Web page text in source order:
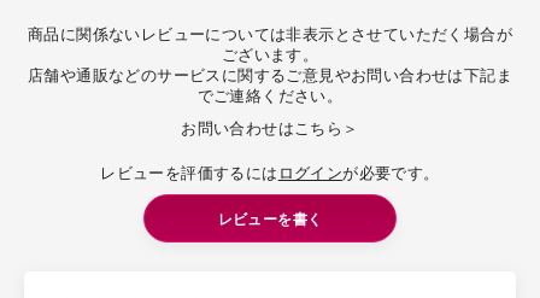
商品に関係ないレビューについては非表示とさせていただく場合が
ございます。
店舗や通販などのサービスに関するご意見やお問い合わせは下記ま
でご連絡ください。
お問い合わせはこちら＞
レビューを評価するには ログインが必要です。
レビューを書く